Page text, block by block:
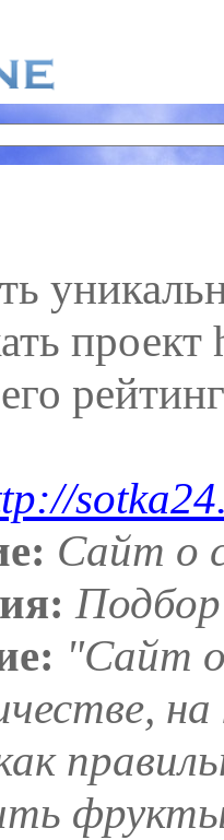
Сайт о
"Сайт